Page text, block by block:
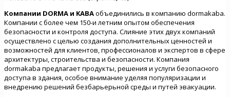
Компании DORMA и KABAобъединились в компанию dormakaba.
Компании с более чем 150-и летним опытом обеспечения
безопасности и контроля доступа. Слияние этих двух компаний
осуществлено с целью создания дополнительных ценностей и
возможностей для клиентов, профессионалов и экспертов в сфере
архитектуры, строительства и безопасности. Компания
dormakaba предлагает продукты, решения и услуги безопасного
доступа в здания, особое внимание уделяя популяризации и
внедрению решений безбарьерьной среды и путей эвакуации.